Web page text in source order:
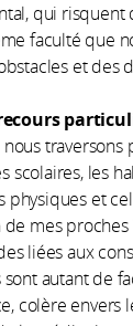
qui
faculté que
et des
les
physiques et
mes proches
liées aux
autant de
colère envers